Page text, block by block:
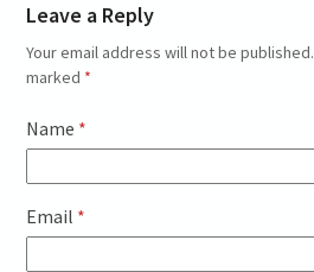
Leave a Reply
Your email address will not be published.
marked *
Name *
Email *